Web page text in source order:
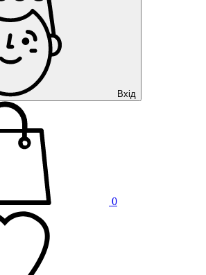
Вхід
0